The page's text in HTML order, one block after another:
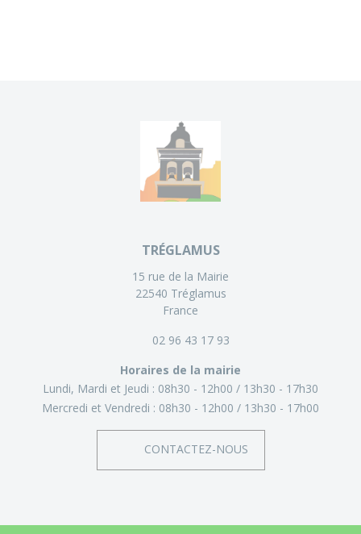
TRÉGLAMUS
15 rue de la Mairie
22540 Tréglamus
France
02 96 43 17 93
Horaires de la mairie
Lundi, Mardi et Jeudi : 08h30 - 12h00
13h30 - 17h30
Mercredi et Vendredi : 08h30 - 12h00 13h30 - 17h00
CONTACTEZ-NOUS